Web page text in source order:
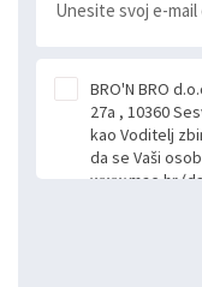
BRO'N BRO
27a , 10360
kao Voditelj
da se Vaši
www.mae.hr
obrađeni.
slobodno i
obradu Vaših
putem ovih